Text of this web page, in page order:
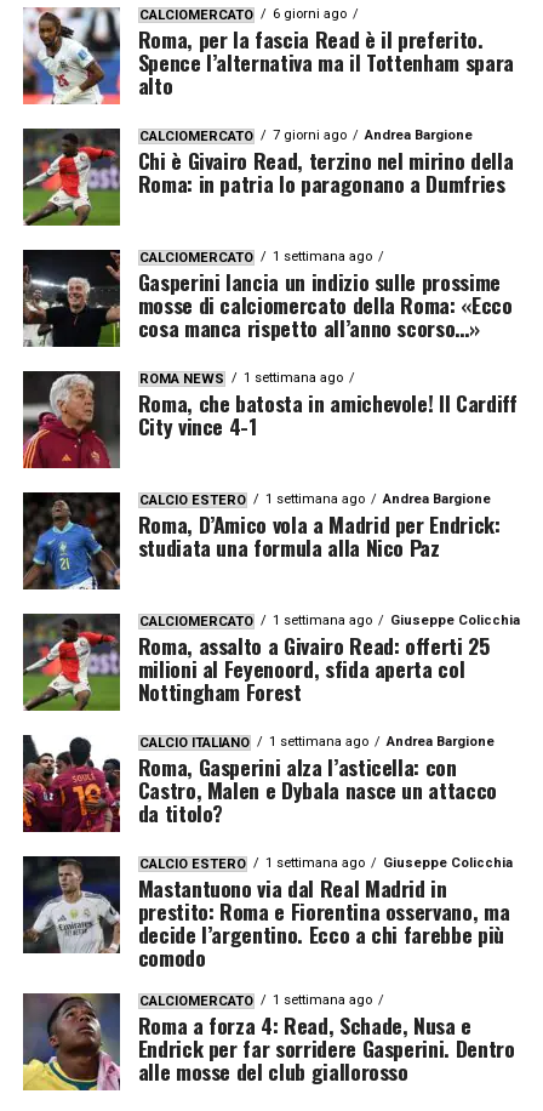
CALCIOMERCATO 6 giorni ago
Roma, per la fascia Read è il preferito.
Spence l’alternativa ma il Tottenham spara
alto
CALCIOMERCATO 7 giorni ago Andrea Bargione
Chi è Givairo Read, terzino nel mirino della
Roma: in patria lo paragonano a Dumfries
CALCIOMERCATO 1 settimana ago
Gasperini lancia un indizio sulle prossime
mosse di calciomercato della Roma: «Ecco
cosa manca rispetto all’anno scorso…»
ROMA NEWS 1 settimana ago
Roma, che batosta in amichevole! Il Cardiff
City vince 4-1
CALCIO ESTERO 1 settimana ago Andrea Bargione
Roma, D’Amico vola a Madrid per Endrick:
studiata una formula alla Nico Paz
CALCIOMERCATO 1 settimana ago Giuseppe Colicchia
Roma, assalto a Givairo Read: offerti 25
milioni al Feyenoord, sfida aperta col
Nottingham Forest
CALCIO ITALIANO 1 settimana ago Andrea Bargione
Roma, Gasperini alza l’asticella: con
Castro, Malen e Dybala nasce un attacco
da titolo?
CALCIO ESTERO 1 settimana ago Giuseppe Colicchia
Mastantuono via dal Real Madrid in
prestito: Roma e Fiorentina osservano, ma
decide l’argentino. Ecco a chi farebbe più
comodo
CALCIOMERCATO 1 settimana ago
Roma a forza 4: Read, Schade, Nusa e
Endrick per far sorridere Gasperini. Dentro
alle mosse del club giallorosso